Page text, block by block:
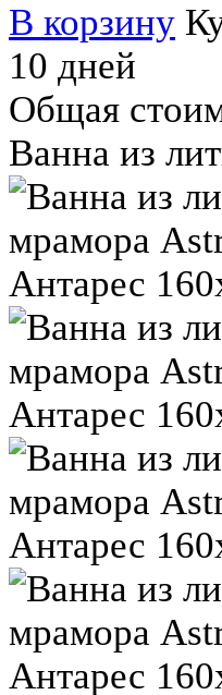
В корзину
10 дней
Общая
Ванна из